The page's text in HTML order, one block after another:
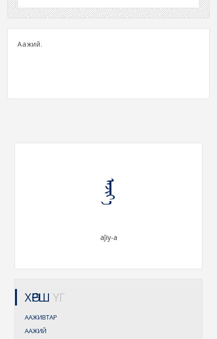
Аажий.
ᠠᠵᠢᠶ᠎ᠠ
aǰiy-a
ХӨРШ ҮГ
ААЖИВТАР
ААЖИЙ